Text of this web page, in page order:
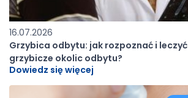
16.07.2026
Grzybica odbytu: jak rozpoznać i
grzybicze okolic odbytu?
Dowiedz się więcej